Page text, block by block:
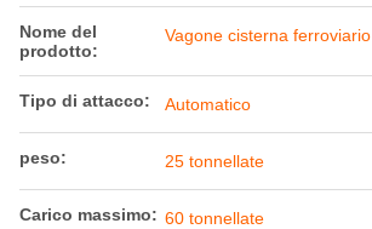
Nome del
prodotto:
Vagone cisterna ferroviario
Tipo di attacco: Automatico
peso: 25 tonnellate
Carico massimo: 60 tonnellate